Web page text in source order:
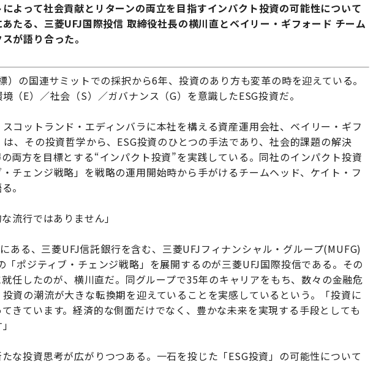
よって社会貢献とリターンの両立を目指すインパクト投資の可能性について
たる、三菱UFJ国際投信 取締役社長の横川直とベイリー・ギフォード チーム
が語り合った。
）の国連サミットでの採択から6年、投資のあり方も変革の時を迎えている。
（E）／社会（S）／ガバナンス（G）を意識したESG投資だ。
コットランド・エディンバラに本社を構える資産運用会社、ベイリー・ギフ
、その投資哲学から、ESG投資のひとつの手法であり、社会的課題の解決
両方を目標とする“インパクト投資”を実践している。同社のインパクト投資
チェンジ戦略」を戦略の運用開始時から手がけるチームヘッド、ケイト・フ
。
流行ではありません」
ある、三菱UFJ信託銀行を含む、三菱UFJフィナンシャル・グループ(MUFG)
「ポジティブ・チェンジ戦略」を展開するのが三菱UFJ国際投信である。その
任したのが、横川直だ。同グループで35年のキャリアをもち、数々の金融危
資の潮流が大きな転換期を迎えていることを実感しているという。「投資に
きています。経済的な側面だけでなく、豊かな未来を実現する手段としても
な投資思考が広がりつつある。一石を投じた「ESG投資」の可能性について